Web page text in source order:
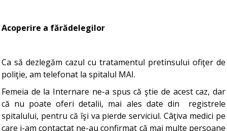
Acoperire a fărădelegilor
Ca să dezlegăm cazul cu tratamentul pretinsului ofiţer de
poliţie, am telefonat la spitalul MAI.
Femeia de la Internare ne-a spus că ştie de acest caz, dar
că nu poate oferi detalii, mai ales date din registrele
spitalului, pentru că îşi va pierde serviciul. Câţiva medici pe
care i-am contactat ne-au confirmat că mai multe persoane